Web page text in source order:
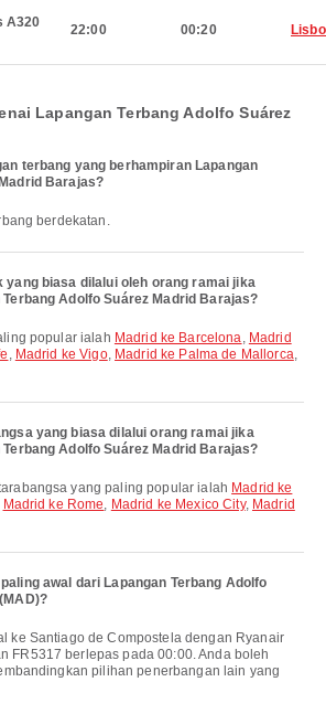
A320
22:00 00:20
Lapangan Terbang Adolfo Suárez
terbang yang berhampiran Lapangan
Barajas?
berdekatan.
yang biasa dilalui oleh orang ramai jika
Adolfo Suárez Madrid Barajas?
popular ialah Madrid ke Barcelona, Madrid
, Madrid ke Vigo, Madrid ke Palma de Mallorca,
yang biasa dilalui orang ramai jika
Adolfo Suárez Madrid Barajas?
yang paling popular ialah Madrid ke
Madrid ke Rome, Madrid ke Mexico City, Madrid
awal dari Lapangan Terbang Adolfo
FR5317 berlepas pada 00:00. Anda boleh
pilihan penerbangan lain yang